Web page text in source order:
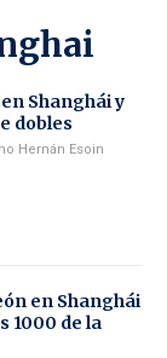
Shanghái y
dobles
Hernán Esoin
en Shanghái
1000 de la